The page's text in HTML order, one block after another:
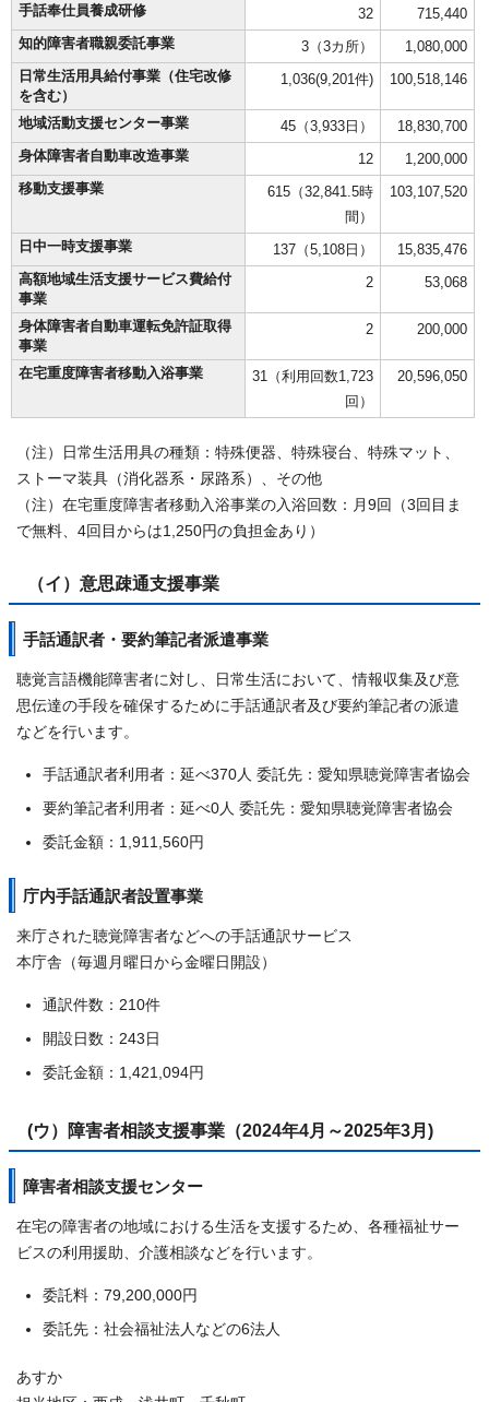
手話奉仕員養成研修 32
715,440
知的障害者職親委託事業
3（3カ所）
1,080,000
日常生活用具給付事業（住宅改修
を含む）
1,036(9,201件) 100,518,146
地域活動支援センター事業 45（3,933日）
18,830,700
身体障害者自動車改造事業
12
1,200,000
移動支援事業
615（32,841.5時
間）
103,107,520
日中一時支援事業 137（5,108日）
15,835,476
高額地域生活支援サービス費給付
事業
2 53,068
身体障害者自動車運転免許証取得
事業
2 200,000
在宅重度障害者移動入浴事業
31（利用回数1,723
回）
20,596,050
（注）日常生活用具の種類：特殊便器、特殊寝台、特殊マット、
ストーマ装具（消化器系・尿路系）、その他
（注）在宅重度障害者移動入浴事業の入浴回数：月9回（3回目ま
で無料、4回目からは1,250円の負担金あり）
（イ）意思疎通支援事業
手話通訳者・要約筆記者派遣事業
聴覚言語機能障害者に対し、日常生活において、情報収集及び意
思伝達の手段を確保するために手話通訳者及び要約筆記者の派遣
などを行います。
手話通訳者利用者：延べ370人 委託先：愛知県聴覚障害者協会
要約筆記者利用者：延べ0人 委託先：愛知県聴覚障害者協会
委託金額：1,911,560円
庁内手話通訳者設置事業
来庁された聴覚障害者などへの手話通訳サービス
本庁舎（毎週月曜日から金曜日開設）
通訳件数：210件
開設日数：243日
委託金額：1,421,094円
(ウ）障害者相談支援事業（2024年4月～2025年3月)
障害者相談支援センター
在宅の障害者の地域における生活を支援するため、各種福祉サー
ビスの利用援助、介護相談などを行います。
委託料：79,200,000円
委託先：社会福祉法人などの6法人
あすか